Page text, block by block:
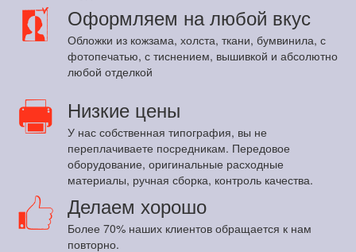
Оформляем на любой вкус
Обложки из кожзама, холста, ткани, бумвинила, с
фотопечатью, с тиснением, вышивкой и абсолютно
любой отделкой
Низкие цены
У нас собственная типография, вы не
переплачиваете посредникам. Передовое
оборудование, оригинальные расходные
материалы, ручная сборка, контроль качества.
Делаем хорошо
Более 70% наших клиентов обращается к нам
повторно.